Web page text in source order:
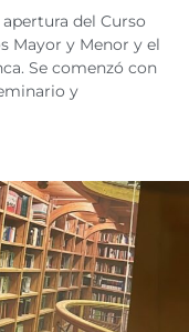
del Curso
Mayor y Menor y el
Se comenzó con
y